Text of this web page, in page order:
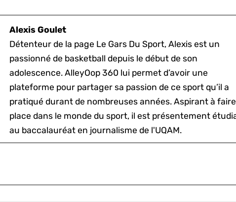
Alexis Goulet
Détenteur de la page Le Gars Du Sport, Alexis est un
passionné de basketball depuis le début de son
adolescence. AlleyOop 360 lui permet d’avoir une
plateforme pour partager sa passion de ce sport qu’il a
pratiqué durant de nombreuses années. Aspirant à
place dans le monde du sport, il est présentement
au baccalauréat en journalisme de l'UQAM.